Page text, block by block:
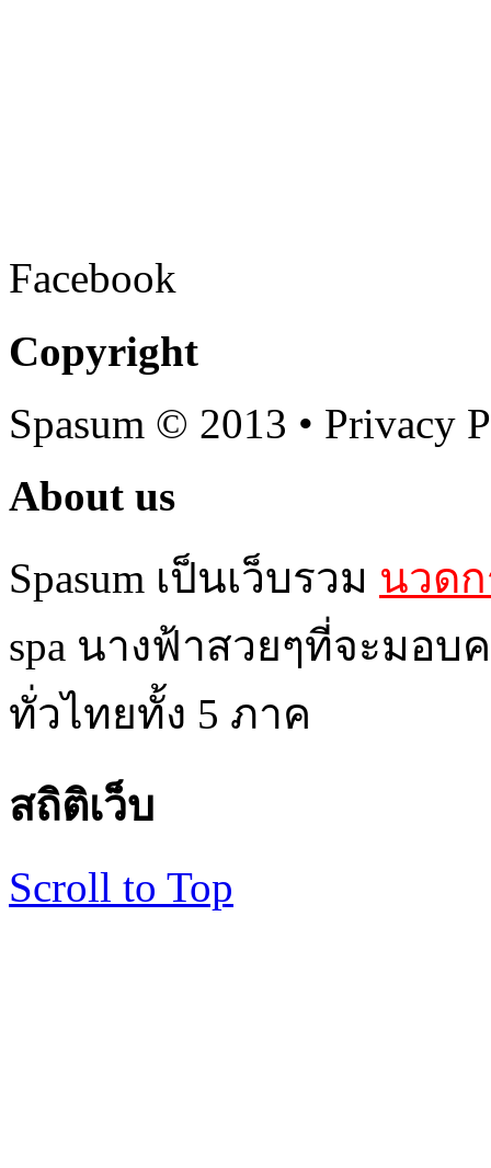
Facebook
Copyright
Spasum © 2013 • Privacy
About us
Spasum เป็นเว็บรวม นวด
spa นางฟ้าสวยๆที่จะมอ
ทั่วไทยทั้ง 5 ภาค
สถิติเว็บ
Scroll to Top